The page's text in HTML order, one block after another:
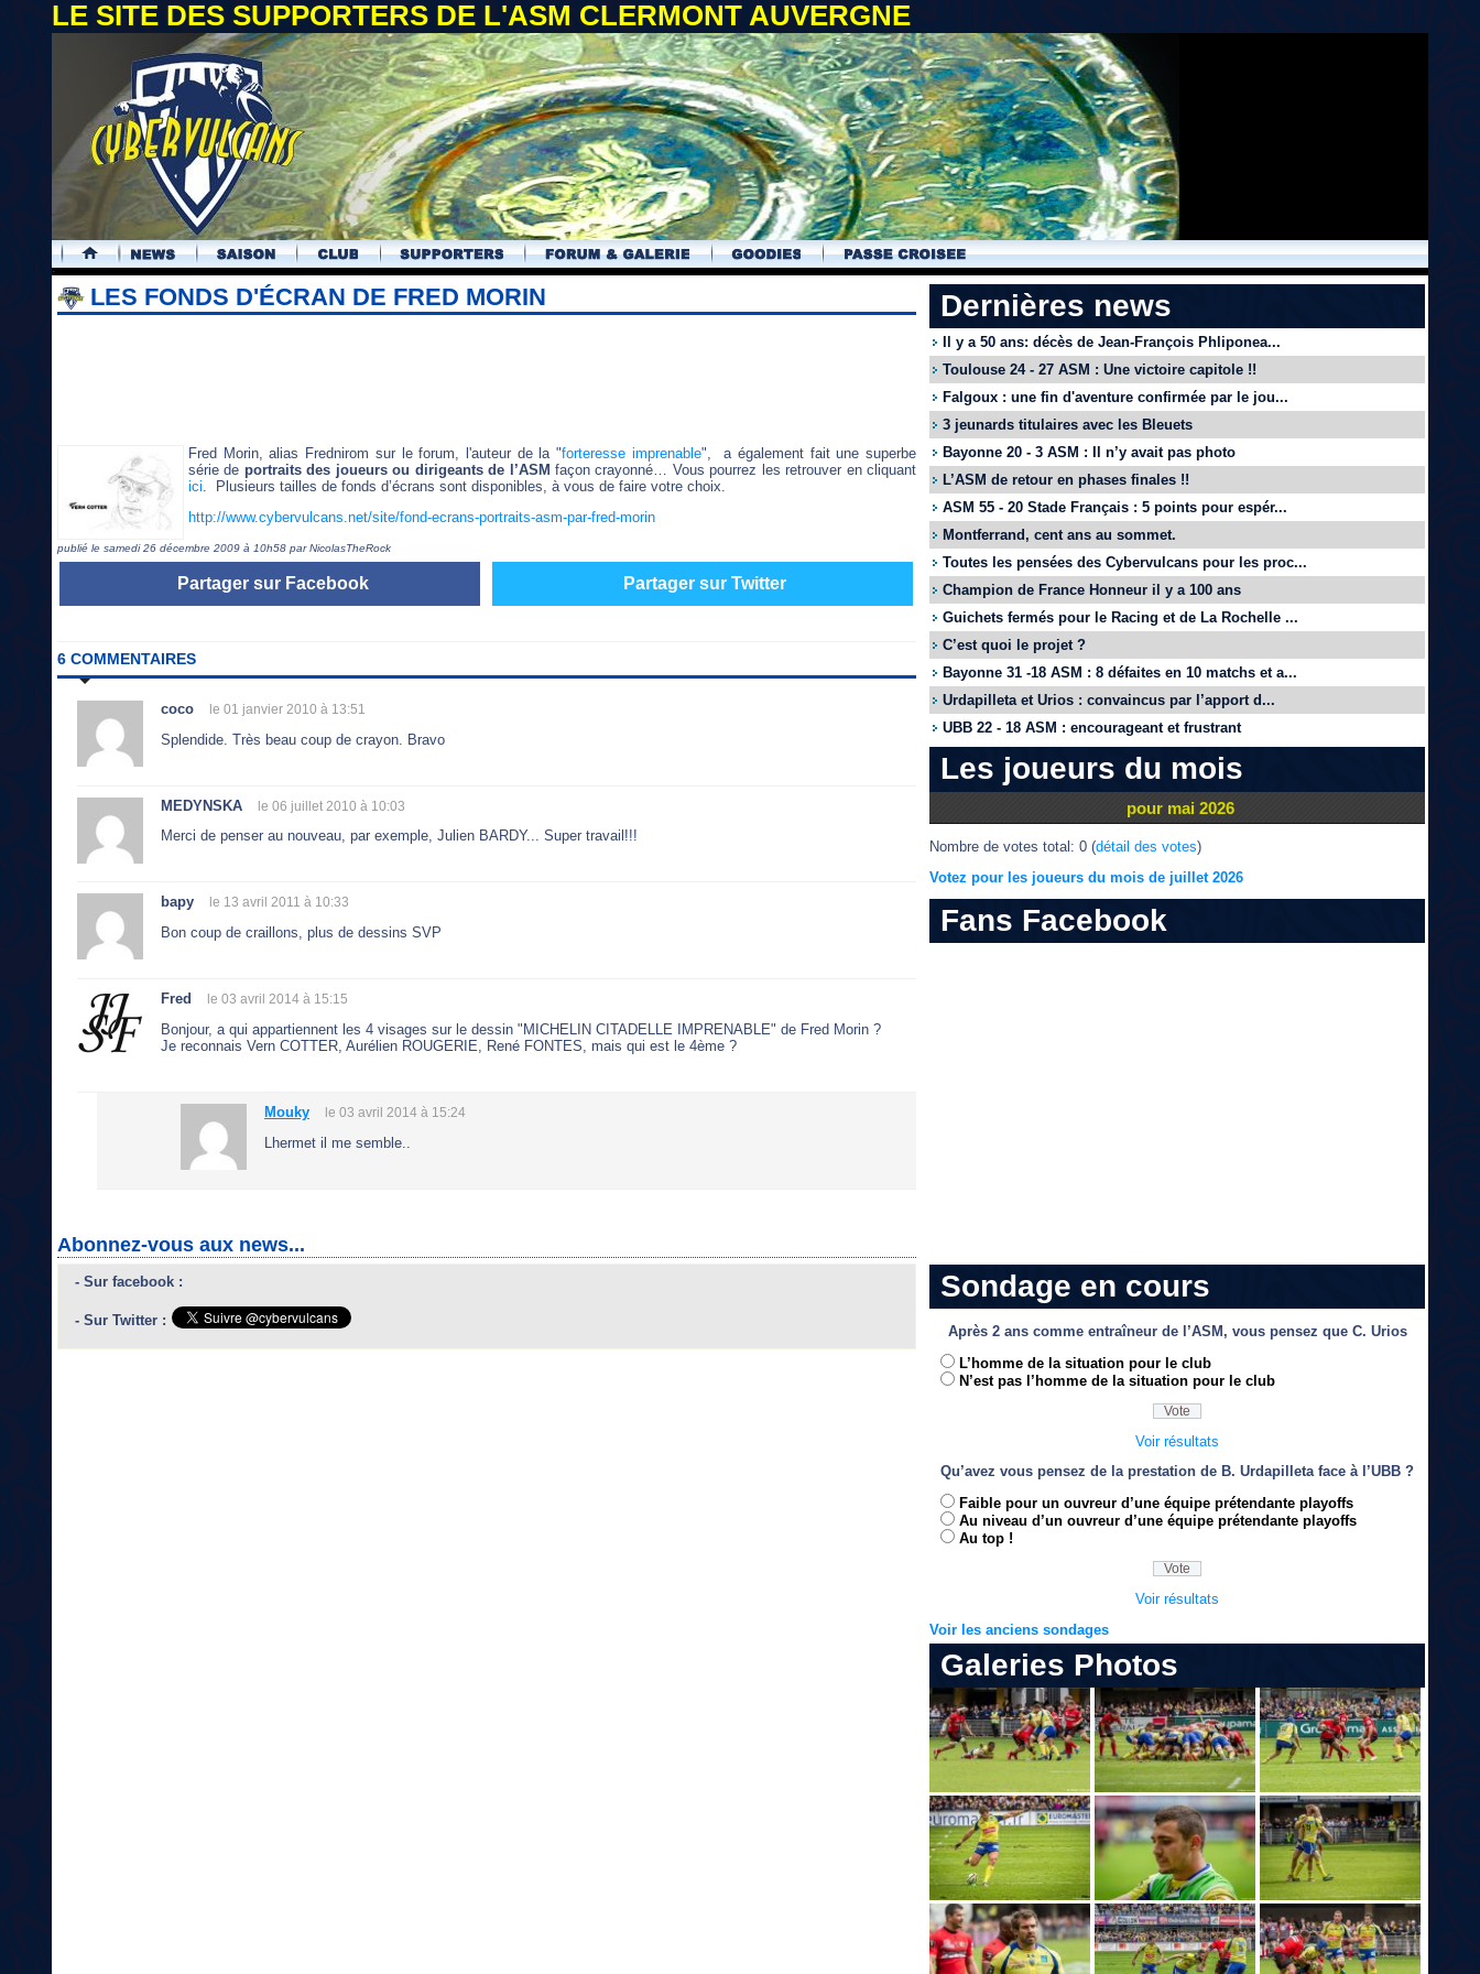
LE SITE DES SUPPORTERS DE L'ASM CLERMONT AUVERGNE
.
LES FONDS D'ÉCRAN DE FRED MORIN
Fred Morin, alias Frednirom sur le forum, l'auteur de la "forteresse imprenable", a également fait une superbe
série de portraits des joueurs ou dirigeants de l’ASM façon crayonné… Vous pourrez les retrouver en cliquant
ici . Plusieurs tailles de fonds d’écrans sont disponibles, à vous de faire votre choix.
http://www.cybervulcans.net/site/fond-ecrans-portraits-asm-par-fred-morin
publié le samedi 26 décembre 2009 à 10h58 par NicolasTheRock
Partager sur Facebook Partager sur Twitter
6 COMMENTAIRES
coco le 01 janvier 2010 à 13:51
Splendide. Très beau coup de crayon. Bravo
MEDYNSKA le 06 juillet 2010 à 10:03
Merci de penser au nouveau, par exemple, Julien BARDY... Super travail!!!
bapy le 13 avril 2011 à 10:33
Bon coup de craillons, plus de dessins SVP
Fred le 03 avril 2014 à 15:15
Bonjour, a qui appartiennent les 4 visages sur le dessin "MICHELIN CITADELLE IMPRENABLE" de Fred Morin ?
Je reconnais Vern COTTER, Aurélien ROUGERIE, René FONTES, mais qui est le 4ème ?
Mouky le 03 avril 2014 à 15:24
Lhermet il me semble..
Abonnez-vous aux news...
- Sur facebook :
- Sur Twitter :
Dernières news
Il y a 50 ans: décès de Jean-François Phliponea...
Toulouse 24 - 27 ASM : Une victoire capitole !!
Falgoux : une fin d'aventure confirmée par le jou...
3 jeunards titulaires avec les Bleuets
Bayonne 20 - 3 ASM : Il n’y avait pas photo
L’ASM de retour en phases finales !!
ASM 55 - 20 Stade Français : 5 points pour espér...
Montferrand, cent ans au sommet.
Toutes les pensées des Cybervulcans pour les proc...
Champion de France Honneur il y a 100 ans
Guichets fermés pour le Racing et de La Rochelle ...
C’est quoi le projet ?
Bayonne 31 -18 ASM : 8 défaites en 10 matchs et a...
Urdapilleta et Urios : convaincus par l’apport d...
UBB 22 - 18 ASM : encourageant et frustrant
Les joueurs du mois
pour mai 2026
Nombre de votes total: 0 (détail des votes)
Votez pour les joueurs du mois de juillet 2026
Fans Facebook
Sondage en cours
Après 2 ans comme entraîneur de l’ASM, vous pensez que C. Urios
L’homme de la situation pour le club
N’est pas l’homme de la situation pour le club
Voir résultats
Qu’avez vous pensez de la prestation de B. Urdapilleta face à l’UBB ?
Faible pour un ouvreur d’une équipe prétendante playoffs
Au niveau d’un ouvreur d’une équipe prétendante playoffs
Au top !
Voir résultats
Voir les anciens sondages
Galeries Photos